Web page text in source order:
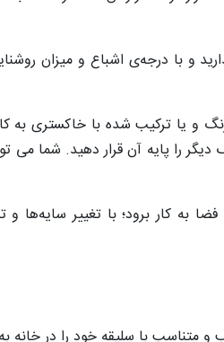
و با درجه‌ی اشباع و میزان
و یا ترکیب شده با خاکستری به
را پایه آن قرار دهید. شما می
کار برود؛ با تغییر سایه‌ها و
متناسب با سلیقه خود را در خانه به